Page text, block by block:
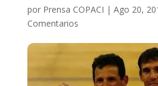
por Prensa COPACI | Ago 20,
Comentarios